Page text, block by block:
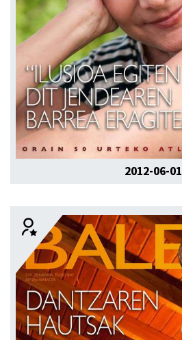
2012-06-01